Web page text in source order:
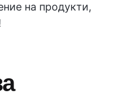
на продукти,